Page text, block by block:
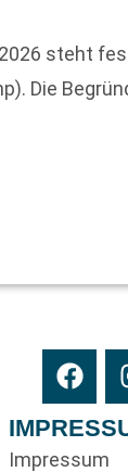
steht
Die
Impressum